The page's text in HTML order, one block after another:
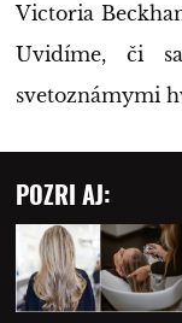
Victoria
Uvidíme, či
svetoznámymi
POZRI AJ: